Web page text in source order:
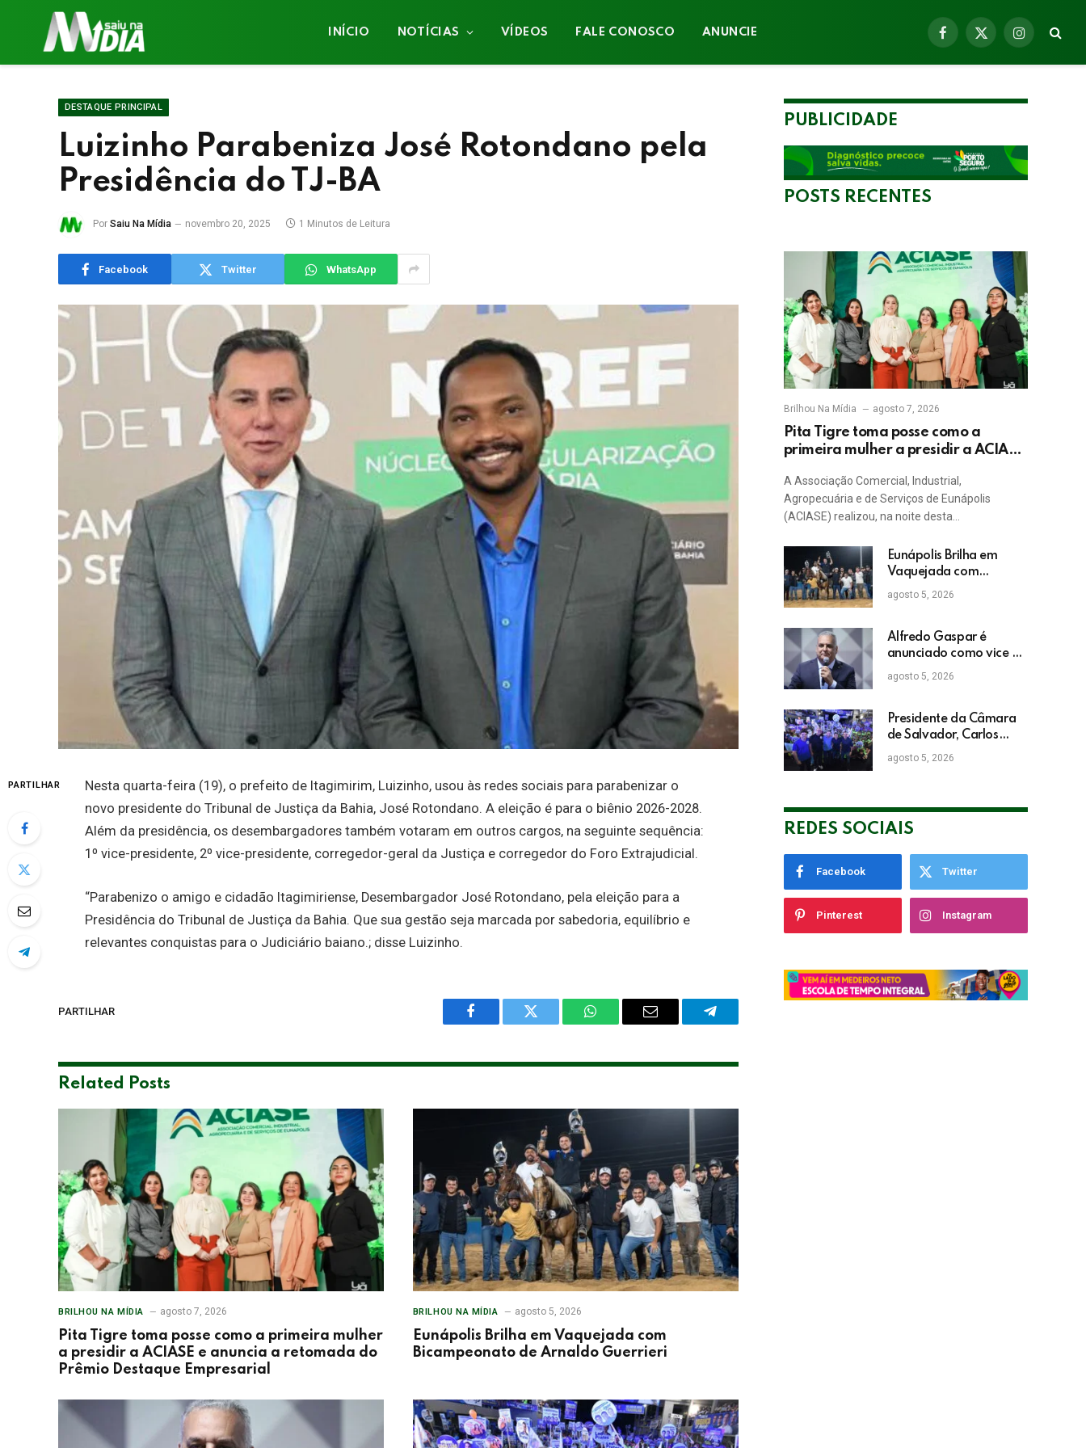
INÍCIO NOTÍCIAS VÍDEOS FALE CONOSCO ANUNCIE
Facebook
X
Instagram
DESTAQUE PRINCIPAL
Luizinho Parabeniza José Rotondano pela
Presidência do TJ-BA
Por Saiu Na Mídia novembro 20, 2025 1 Minutos de Leitura
Facebook Twitter WhatsApp
PARTILHAR
Nesta quarta-feira (19), o prefeito de Itagimirim, Luizinho, usou às redes sociais para parabenizar o
novo presidente do Tribunal de Justiça da Bahia, José Rotondano. A eleição é para o biênio 2026-2028.
Além da presidência, os desembargadores também votaram em outros cargos, na seguinte sequência:
1º vice-presidente, 2º vice-presidente, corregedor-geral da Justiça e corregedor do Foro Extrajudicial.
“Parabenizo o amigo e cidadão Itagimiriense, Desembargador José Rotondano, pela eleição para a
Presidência do Tribunal de Justiça da Bahia. Que sua gestão seja marcada por sabedoria, equilíbrio e
relevantes conquistas para o Judiciário baiano.; disse Luizinho.
PARTILHAR
Facebook Twitter WhatsAppEmail Telegram
Related Posts
BRILHOU NA MÍDIA agosto 7, 2026
Pita Tigre toma posse como a primeira mulher
a presidir a ACIASE e anuncia a retomada do
Prêmio Destaque Empresarial
BRILHOU NA MÍDIA agosto 5, 2026
Eunápolis Brilha em Vaquejada com
Bicampeonato de Arnaldo Guerrieri
PUBLICIDADE
POSTS RECENTES
Brilhou Na Mídia agosto 7, 2026
Pita Tigre toma posse como a
primeira mulher a presidir a ACIASE
Destaque Empresarial
A Associação Comercial, Industrial,
Agropecuária e de Serviços de Eunápolis
(ACIASE) realizou, na noite desta…
Eunápolis Brilha em
Vaquejada com
Bicampeonato de
Arnaldo Guerrieri
agosto 5, 2026
Alfredo Gaspar é
anunciado como vice de
Flávio Bolsonaro
agosto 5, 2026
Presidente da Câmara
de Salvador, Carlos
Muniz confirma apoio a
ACM Neto: “Irei lutar
agosto 5, 2026
REDES SOCIAIS
Facebook Twitter
Pinterest Instagram